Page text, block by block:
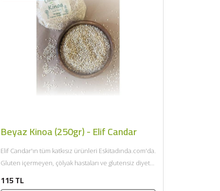
Beyaz Kinoa (250gr) - Elif Candar
Elif Candar'ın tüm katkısız ürünleri Eskitadında.com'da.
Gluten içermeyen, çölyak hastaları ve glutensiz diyet
115 TL